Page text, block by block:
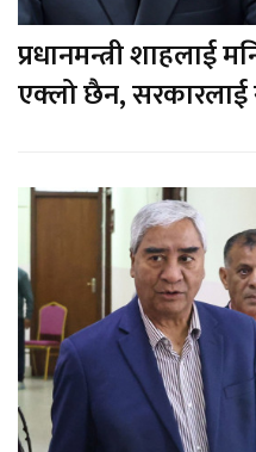
प्रधानमन्त्री शाहलाई
एक्लो छैन,